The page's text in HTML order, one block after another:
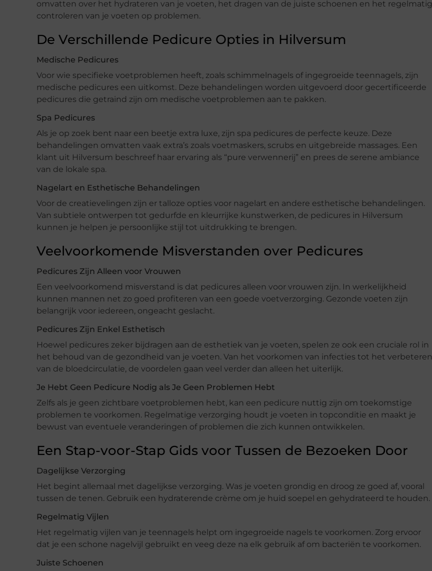
omvatten over het hydrateren van je voeten, het dragen van de juiste schoenen en het regelmatig
controleren van je voeten op problemen.
De Verschillende Pedicure Opties in Hilversum
Medische Pedicures
Voor wie specifieke voetproblemen heeft, zoals schimmelnagels of ingegroeide teennagels, zijn
medische pedicures een uitkomst. Deze behandelingen worden uitgevoerd door gecertificeerde
pedicures die getraind zijn om medische voetproblemen aan te pakken.
Spa Pedicures
Als je op zoek bent naar een beetje extra luxe, zijn spa pedicures de perfecte keuze. Deze
behandelingen omvatten vaak extra’s zoals voetmaskers, scrubs en uitgebreide massages. Een
klant uit Hilversum beschreef haar ervaring als “pure verwennerij” en prees de serene ambiance
van de lokale spa.
Nagelart en Esthetische Behandelingen
Voor de creatievelingen zijn er talloze opties voor nagelart en andere esthetische behandelingen.
Van subtiele ontwerpen tot gedurfde en kleurrijke kunstwerken, de pedicures in Hilversum
kunnen je helpen je persoonlijke stijl tot uitdrukking te brengen.
Veelvoorkomende Misverstanden over Pedicures
Pedicures Zijn Alleen voor Vrouwen
Een veelvoorkomend misverstand is dat pedicures alleen voor vrouwen zijn. In werkelijkheid
kunnen mannen net zo goed profiteren van een goede voetverzorging. Gezonde voeten zijn
belangrijk voor iedereen, ongeacht geslacht.
Pedicures Zijn Enkel Esthetisch
Hoewel pedicures zeker bijdragen aan de esthetiek van je voeten, spelen ze ook een cruciale rol in
het behoud van de gezondheid van je voeten. Van het voorkomen van infecties tot het verbeteren
van de bloedcirculatie, de voordelen gaan veel verder dan alleen het uiterlijk.
Je Hebt Geen Pedicure Nodig als Je Geen Problemen Hebt
Zelfs als je geen zichtbare voetproblemen hebt, kan een pedicure nuttig zijn om toekomstige
problemen te voorkomen. Regelmatige verzorging houdt je voeten in topconditie en maakt je
bewust van eventuele veranderingen of problemen die zich kunnen ontwikkelen.
Een Stap-voor-Stap Gids voor Tussen de Bezoeken Door
Dagelijkse Verzorging
Het begint allemaal met dagelijkse verzorging. Was je voeten grondig en droog ze goed af, vooral
tussen de tenen. Gebruik een hydraterende crème om je huid soepel en gehydrateerd te houden.
Regelmatig Vijlen
Het regelmatig vijlen van je teennagels helpt om ingegroeide nagels te voorkomen. Zorg ervoor
dat je een schone nagelvijl gebruikt en veeg deze na elk gebruik af om bacteriën te voorkomen.
Juiste Schoenen